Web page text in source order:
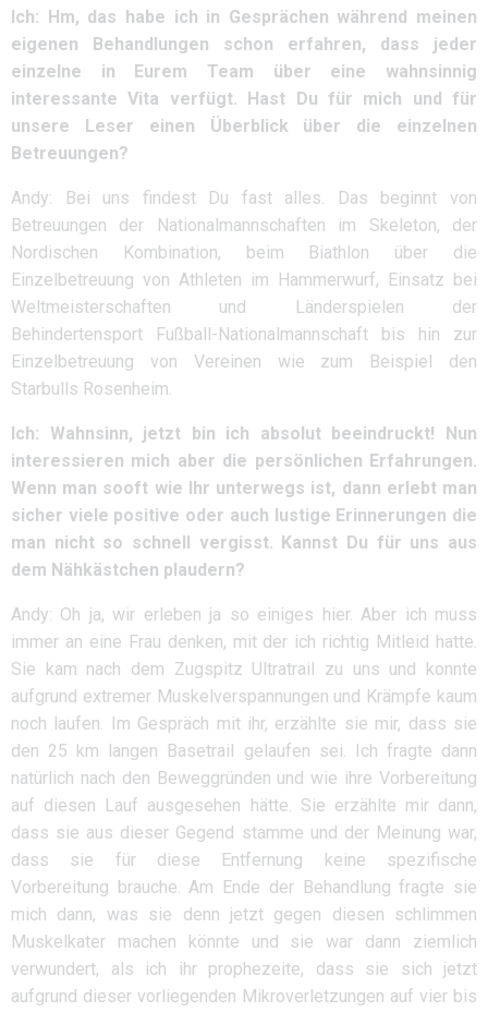
Ich: Hm, das habe ich in Gesprächen während meinen
eigenen Behandlungen schon erfahren, dass jeder
einzelne in Eurem Team über eine wahnsinnig
interessante Vita verfügt. Hast Du für mich und für
unsere Leser einen Überblick über die einzelnen
Betreuungen?
Andy: Bei uns findest Du fast alles. Das beginnt von
Betreuungen der Nationalmannschaften im Skeleton, der
Nordischen Kombination, beim Biathlon über die
Einzelbetreuung von Athleten im Hammerwurf, Einsatz bei
Weltmeisterschaften und Länderspielen der
Behindertensport Fußball-Nationalmannschaft bis hin zur
Einzelbetreuung von Vereinen wie zum Beispiel den
Starbulls Rosenheim.
Ich: Wahnsinn, jetzt bin ich absolut beeindruckt! Nun
interessieren mich aber die persönlichen Erfahrungen.
Wenn man sooft wie Ihr unterwegs ist, dann erlebt man
sicher viele positive oder auch lustige Erinnerungen die
man nicht so schnell vergisst. Kannst Du für uns aus
dem Nähkästchen plaudern?
Andy: Oh ja, wir erleben ja so einiges hier. Aber ich muss
immer an eine Frau denken, mit der ich richtig Mitleid hatte.
Sie kam nach dem Zugspitz Ultratrail zu uns und konnte
aufgrund extremer Muskelverspannungen und Krämpfe kaum
noch laufen. Im Gespräch mit ihr, erzählte sie mir, dass sie
den 25 km langen Basetrail gelaufen sei. Ich fragte dann
natürlich nach den Beweggründen und wie ihre Vorbereitung
auf diesen Lauf ausgesehen hätte. Sie erzählte mir dann,
dass sie aus dieser Gegend stamme und der Meinung war,
dass sie für diese Entfernung keine spezifische
Vorbereitung brauche. Am Ende der Behandlung fragte sie
mich dann, was sie denn jetzt gegen diesen schlimmen
Muskelkater machen könnte und sie war dann ziemlich
verwundert, als ich ihr prophezeite, dass sie sich jetzt
aufgrund dieser vorliegenden Mikroverletzungen auf vier bis